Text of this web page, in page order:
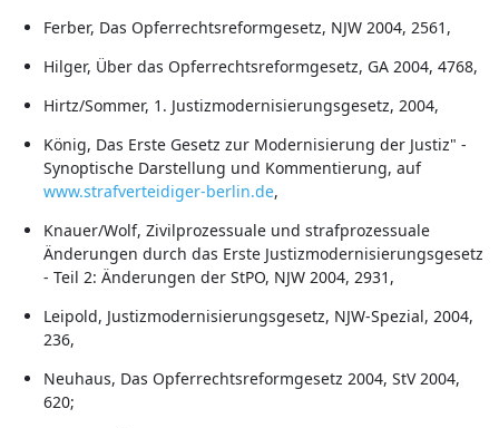
Ferber, Das Opferrechtsreformgesetz, NJW 2004, 2561,
Hilger, Über das Opferrechtsreformgesetz, GA 2004, 4768,
Hirtz/Sommer, 1. Justizmodernisierungsgesetz, 2004,
König, Das Erste Gesetz zur Modernisierung der Justiz" -
Synoptische Darstellung und Kommentierung, auf
www.strafverteidiger-berlin.de,
Knauer/Wolf, Zivilprozessuale und strafprozessuale
Änderungen durch das Erste Justizmodernisierungsgesetz
- Teil 2: Änderungen der StPO, NJW 2004, 2931,
Leipold, Justizmodernisierungsgesetz, NJW-Spezial, 2004,
236,
Neuhaus, Das Opferrechtsreformgesetz 2004, StV 2004,
620;